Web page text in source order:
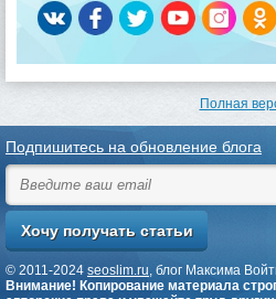
Полная
Подпишитесь на обновление блога
© 2011-2024 seoslim.ru, блог Максима
Внимание! Копирование материала